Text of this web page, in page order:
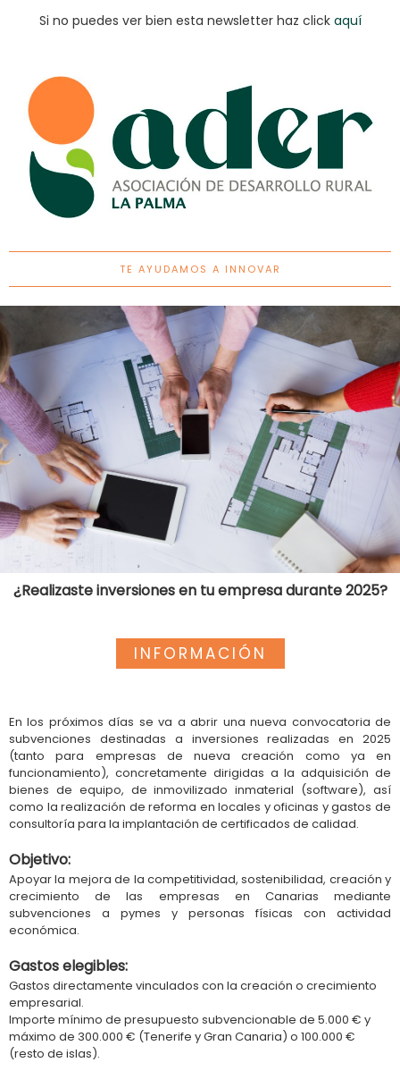
Si no puedes ver bien esta newsletter haz click aquí
TE AYUDAMOS A INNOVAR
¿Realizaste inversiones en tu empresa durante 2025?
INFORMACIÓN
En los próximos días se va a abrir una nueva convocatoria de
subvenciones destinadas a inversiones realizadas en 2025
(tanto para empresas de nueva creación como ya en
funcionamiento), concretamente dirigidas a la adquisición de
bienes de equipo, de inmovilizado inmaterial (software), así
como la realización de reforma en locales y oficinas y gastos de
consultoría para la implantación de certificados de calidad.
Objetivo:
Apoyar la mejora de la competitividad, sostenibilidad, creación y
crecimiento de las empresas en Canarias mediante
subvenciones a pymes y personas físicas con actividad
económica.
Gastos elegibles:
Gastos directamente vinculados con la creación o crecimiento
empresarial.
Importe mínimo de presupuesto subvencionable de 5.000 € y
máximo de 300.000 € (Tenerife y Gran Canaria) o 100.000 €
(resto de islas).